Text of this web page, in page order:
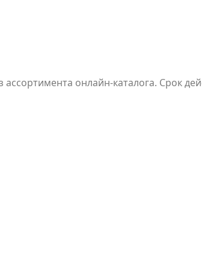
онлайн-каталога. Срок